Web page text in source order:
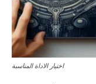
اختيار الاداة المناسبة